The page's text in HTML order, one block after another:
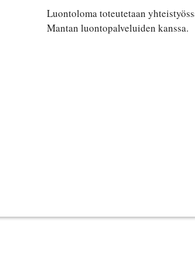
Luontoloma toteutetaan
Mantan luontopalveluiden kanssa.